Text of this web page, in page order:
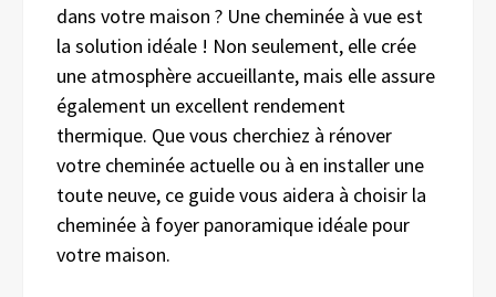
dans votre maison ? Une cheminée à vue est
la solution idéale ! Non seulement, elle crée
une atmosphère accueillante, mais elle assure
également un excellent rendement
thermique. Que vous cherchiez à rénover
votre cheminée actuelle ou à en installer une
toute neuve, ce guide vous aidera à choisir la
cheminée à foyer panoramique idéale pour
votre maison.